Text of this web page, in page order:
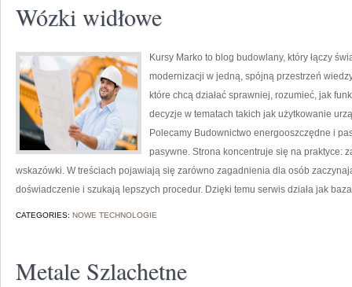
Wózki widłowe
Kursy Marko to blog budowlany, który łączy
modernizacji w jedną, spójną przestrzeń
które chcą działać sprawniej, rozumieć, jak
decyzje w tematach takich jak użytkowanie
Polecamy Budownictwo energooszczędne i
pasywne. Strona koncentruje się na praktyce:
wskazówki. W treściach pojawiają się zarówno zagadnienia dla osób
doświadczenie i szukają lepszych procedur. Dzięki temu serwis działa jak
CATEGORIES: NOWE TECHNOLOGIE
Metale Szlachetne